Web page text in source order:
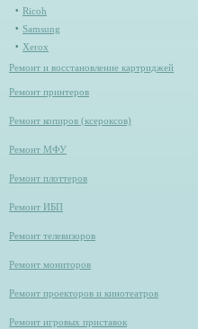
Ricoh
Samsung
Xerox
Ремонт и восстановление картриджей
Ремонт принтеров
Ремонт копиров (ксероксов)
Ремонт МФУ
Ремонт плоттеров
Ремонт ИБП
Ремонт телевизоров
Ремонт мониторов
Ремонт проекторов и кинотеатров
Ремонт игровых приставок